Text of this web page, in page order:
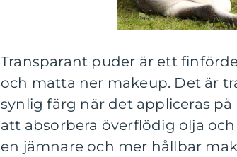
Transparant puder är ett
och matta ner makeup. Det är
synlig färg när det appliceras
att absorbera överflödig olja
en jämnare och mer hållbar